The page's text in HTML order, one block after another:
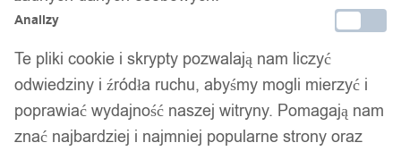
Analizy
Te pliki cookie i skrypty pozwalają nam liczyć
odwiedziny i źródła ruchu, abyśmy mogli mierzyć i
poprawiać wydajność naszej witryny. Pomagają nam
znać najbardziej i najmniej popularne strony oraz